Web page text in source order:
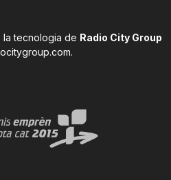
la tecnologia de Radio City Group
.